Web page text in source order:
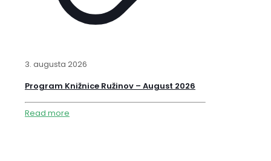
3. augusta 2026
Program Knižnice Ružinov – August 2026
Read more